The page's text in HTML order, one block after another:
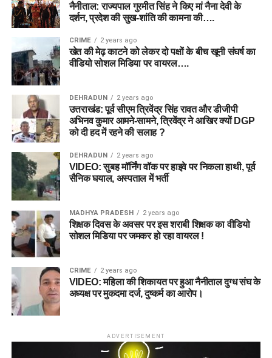
नैनीताल: राज्यपाल गुरमीत सिंह ने किए मां नैना देवी के
दर्शन, प्रदेश की सुख-शांति की कामना की….
CRIME 2 years ago
खेत की मेढ़ काटने को लेकर दो पक्षों के बीच खूनी संघर्ष का
वीडियो सोशल मिडिया पर वायरल….
DEHRADUN 2 years ago
उत्तराखंड: पूर्व सीएम त्रिवेंद्र सिंह रावत और डीजीपी
अभिनव कुमार आमने-सामने, त्रिवेंद्र ने आखिर क्यों DGP
को दी हद में रहने की सलाह ?
DEHRADUN 2 years ago
VIDEO: सुबह मॉर्निंग वॉक पर हाइवे पर निकला हाथी, पूर्व
सैनिक घयाल, अस्पताल में भर्ती
MADHYA PRADESH 2 years ago
शिक्षक दिवस के अवसर पर इस शराबी शिक्षक का वीडियो
सोशल मिडिया पर जमकर हो रहा वायरल !
CRIME 2 years ago
VIDEO: महिला की शिकायत पर हुआ नैनीताल दुग्ध संघ के
अध्यक्ष पर मुकदमा दर्ज, दुष्कर्म का आरोप।
ADVERTISEMENT